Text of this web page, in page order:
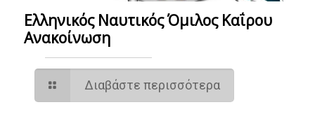
Ελληνικός Ναυτικός Όμιλος Καΐρου
Ανακοίνωση
Διαβάστε περισσότερα